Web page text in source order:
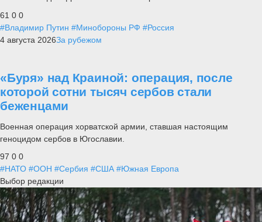
61 0 0
#Владимир Путин #Минобороны РФ #Россия
4 августа 2026За рубежом
«Буря» над Краиной: операция, после
которой сотни тысяч сербов стали
беженцами
Военная операция хорватской армии, ставшая настоящим
геноцидом сербов в Югославии.
97 0 0
#НАТО #ООН #Сербия #США #Южная Европа
Выбор редакции